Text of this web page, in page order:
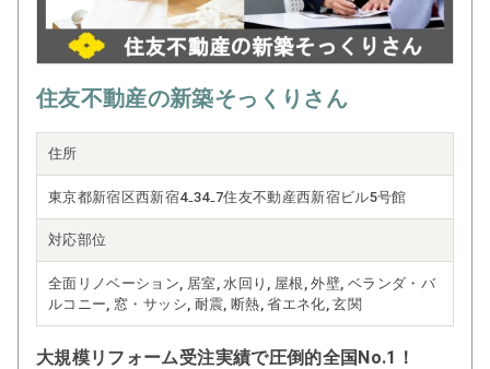
住友不動産の新築そっくりさん
住所
東京都新宿区西新宿4₋34₋7住友不動産西新宿ビル5号館
対応部位
全面リノベーション, 居室, 水回り, 屋根, 外壁, ベランダ・バ
ルコニー, 窓・サッシ, 耐震, 断熱, 省エネ化, 玄関
大規模リフォーム受注実績で圧倒的全国No.1！